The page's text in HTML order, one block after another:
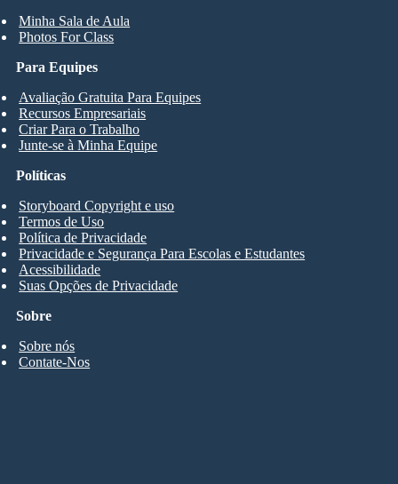
Minha Sala de Aula
Photos For Class
Para Equipes
Avaliação Gratuita Para Equipes
Recursos Empresariais
Criar Para o Trabalho
Junte-se à Minha Equipe
Sobre
Sobre nós
Contate-Nos
Políticas
Storyboard Copyright e uso
Termos de Uso
Política de Privacidade
Privacidade e Segurança Para Escolas e Estudantes
Acessibilidade
Suas Opções de Privacidade